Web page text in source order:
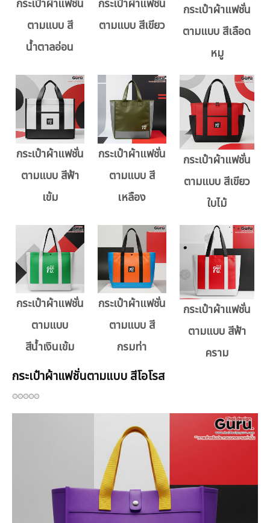
กระเป๋าผ้าแฟชั่น
ตามแบบ สี
น้ำตาลอ่อน
กระเป๋าผ้าแฟชั่น
ตามแบบ สีเขียว
กระเป๋าผ้าแฟชั่น
ตามแบบ สีเลือด
หมู
กระเป๋าผ้าแฟชั่น
ตามแบบ สีฟ้า
เข้ม
กระเป๋าผ้าแฟชั่น
ตามแบบ สี
เหลือง
กระเป๋าผ้าแฟชั่น
ตามแบบ สีเขียว
ใบไม้
กระเป๋าผ้าแฟชั่น
ตามแบบ
สีน้ำเงินเข้ม
กระเป๋าผ้าแฟชั่น
ตามแบบ สี
กรมท่า
กระเป๋าผ้าแฟชั่น
ตามแบบ สีฟ้า
คราม
กระเป๋าผ้าแฟชั่นตามแบบ สีโอโรส